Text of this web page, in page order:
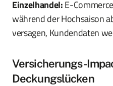
Einzelhandel:E-
während der Hochsaison
versagen, Kundendaten
Versicherungs-
Deckungslücken